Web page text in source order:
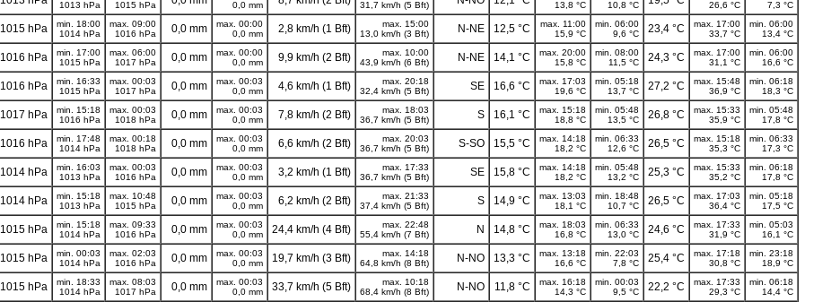
1013 hPa
1015 hPa
0,0 mm
31,7 km/h (5 Bft)
13,8 °C
10,8 °C
26,6 °C
7,3 °C
1015 hPa
min. 18:00
1014 hPa
max. 09:00
1016 hPa
0,0 mm
max. 00:00
0,0 mm
2,8 km/h (1 Bft)
max. 15:00
13,0 km/h (3 Bft)
N-NE 12,5 °C
max. 11:00
15,9 °C
min. 06:00
9,6 °C
23,4 °C
max. 17:00
33,7 °C
min. 06:00
13,4 °C
1016 hPa
min. 17:00
1015 hPa
max. 06:00
1017 hPa
0,0 mm
max. 00:00
0,0 mm
9,9 km/h (2 Bft)
max. 10:00
43,9 km/h (6 Bft)
N-NE 14,1 °C
max. 20:00
15,8 °C
min. 08:00
11,5 °C
24,3 °C
max. 17:00
31,1 °C
min. 06:00
16,6 °C
1016 hPa
min. 16:33
1015 hPa
max. 00:03
1017 hPa
0,0 mm
max. 00:03
0,0 mm
4,6 km/h (1 Bft)
max. 20:18
32,4 km/h (5 Bft)
SE 16,6 °C
max. 17:03
19,6 °C
min. 05:18
13,7 °C
27,2 °C
max. 15:48
36,9 °C
min. 06:18
18,3 °C
1017 hPa
min. 15:18
1016 hPa
max. 00:03
1018 hPa
0,0 mm
max. 00:03
0,0 mm
7,8 km/h (2 Bft)
max. 18:03
36,7 km/h (5 Bft)
S 16,1 °C
max. 15:18
18,8 °C
min. 05:48
13,5 °C
26,8 °C
max. 15:33
35,9 °C
min. 05:48
17,8 °C
1016 hPa
min. 17:48
1014 hPa
max. 00:18
1018 hPa
0,0 mm
max. 00:03
0,0 mm
6,6 km/h (2 Bft)
max. 20:03
36,7 km/h (5 Bft)
S-SO 15,5 °C
max. 14:18
18,2 °C
min. 06:33
12,6 °C
26,5 °C
max. 15:18
35,3 °C
min. 06:33
17,3 °C
1014 hPa
min. 16:03
1013 hPa
max. 00:03
1016 hPa
0,0 mm
max. 00:03
0,0 mm
3,2 km/h (1 Bft)
max. 17:33
36,7 km/h (5 Bft)
SE 15,8 °C
max. 14:18
18,2 °C
min. 05:48
13,2 °C
25,3 °C
max. 15:33
35,2 °C
min. 06:18
17,8 °C
1014 hPa
min. 15:18
1013 hPa
max. 10:48
1015 hPa
0,0 mm
max. 00:03
0,0 mm
6,2 km/h (2 Bft)
max. 21:33
37,4 km/h (5 Bft)
S 14,9 °C
max. 13:03
18,1 °C
min. 18:48
10,7 °C
26,5 °C
max. 17:03
36,4 °C
min. 05:18
17,5 °C
1015 hPa
min. 15:18
1014 hPa
max. 09:33
1016 hPa
0,0 mm
max. 00:03
0,0 mm
24,4 km/h (4 Bft)
max. 22:48
55,4 km/h (7 Bft)
N 14,8 °C
max. 18:03
16,8 °C
min. 06:33
13,0 °C
24,6 °C
max. 17:33
31,9 °C
min. 05:03
16,1 °C
1015 hPa
min. 00:03
1014 hPa
max. 02:03
1016 hPa
0,0 mm
max. 00:03
0,0 mm
19,7 km/h (3 Bft)
max. 14:18
64,8 km/h (8 Bft)
N-NO 13,3 °C
max. 13:18
16,6 °C
min. 22:03
7,8 °C
25,4 °C
max. 17:18
30,8 °C
min. 23:18
18,9 °C
1015 hPa
min. 18:33
1014 hPa
max. 08:03
1017 hPa
0,0 mm
max. 00:03
0,0 mm
33,7 km/h (5 Bft)
max. 10:18
68,4 km/h (8 Bft)
N-NO 11,8 °C
max. 16:18
14,3 °C
min. 00:03
9,5 °C
22,2 °C
max. 17:33
29,3 °C
min. 06:18
14,4 °C